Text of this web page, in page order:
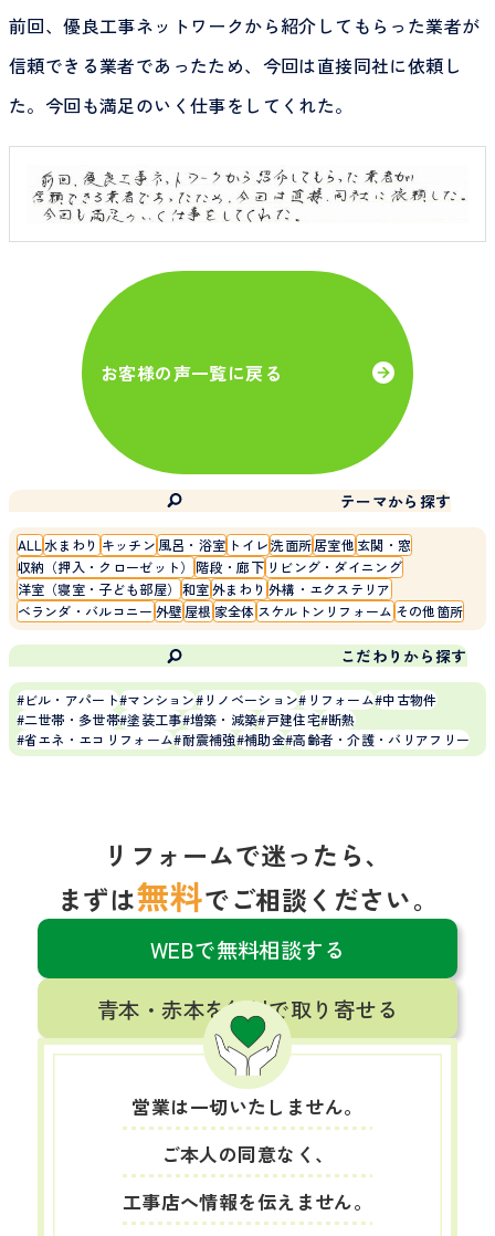
前回、優良工事ネットワークから紹介してもらった業者が
信頼できる業者であったため、今回は直接同社に依頼し
た。今回も満足のいく仕事をしてくれた。
お客様の声一覧に戻る
テーマから探す
ALL水まわり キッチン風呂・浴室 トイレ洗面所居室他玄関・窓
収納（押入・クローゼット）階段・廊下リビング・ダイニング
洋室（寝室・子ども部屋）和室外まわり 外構・エクステリア
ベランダ・バルコニー 外壁屋根 家全体 スケルトンリフォーム その他箇所
こだわりから探す
ビル・アパート マンション リノベーション リフォーム 中古物件
二世帯・多世帯 塗装工事 増築・減築 戸建住宅 断熱
省エネ・エコリフォーム 耐震補強 補助金 高齢者・介護・バリアフリー
リフォームで迷ったら、
まずは無料でご相談ください。
営業は一切いたしません。
ご本人の同意なく、
工事店へ情報を伝えません。
WEBで無料相談する
青本・赤本を無料で取り寄せる